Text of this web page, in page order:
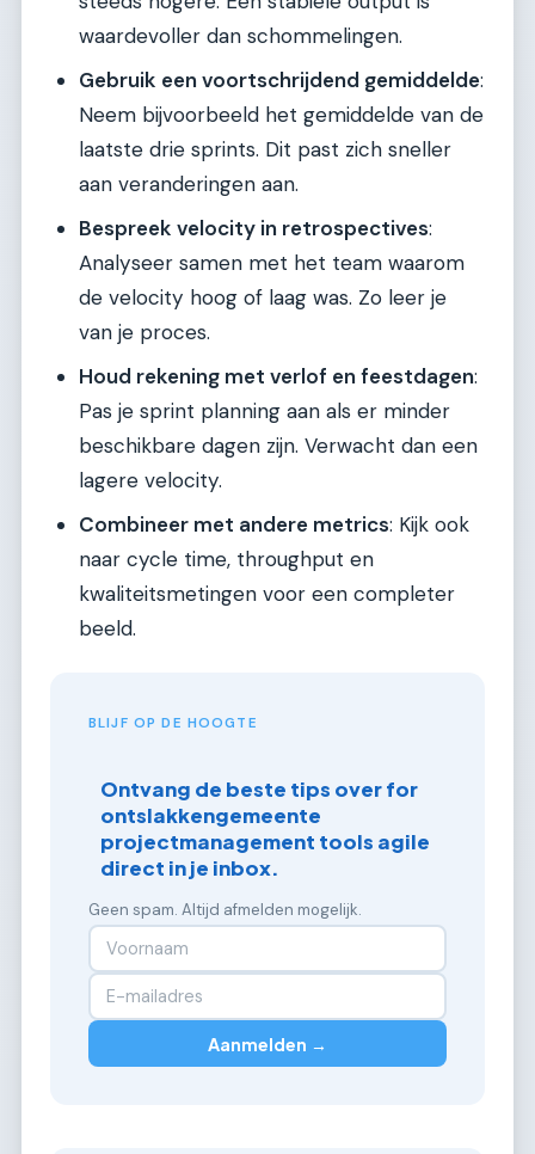
waardevoller dan schommelingen.
Gebruik een voortschrijdend gemiddelde:
Neem bijvoorbeeld het gemiddelde van de
laatste drie sprints. Dit past zich sneller
aan veranderingen aan.
Bespreek velocity in retrospectives:
Analyseer samen met het team waarom
de velocity hoog of laag was. Zo leer je
van je proces.
Houd rekening met verlof en feestdagen:
Pas je sprint planning aan als er minder
beschikbare dagen zijn. Verwacht dan een
lagere velocity.
Combineer met andere metrics: Kijk ook
naar cycle time, throughput en
kwaliteitsmetingen voor een completer
beeld.
BLIJF OP DE HOOGTE
Ontvang de beste tips over for
ontslakkengemeente
projectmanagement tools agile
direct in je inbox.
Geen spam. Altijd afmelden mogelijk.
Aanmelden →